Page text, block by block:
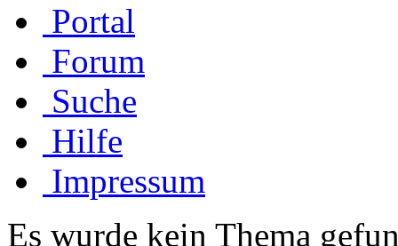
Portal
Forum
Suche
Hilfe
Impressum
Es wurde kein Thema